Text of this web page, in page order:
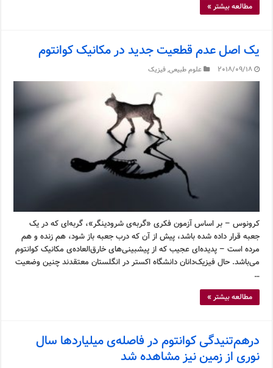
مطالعه بیشتر »
یک اصل عدم قطعیت جدید در مکانیک کوانتوم
2018/09/18 علوم طبیعی,فیزیک
کرونوس – بر اساس آزمون فکری «گربه‌ی شرودینگر»، گربه‌ای که در یک
جعبه قرار داده شده باشد، پیش از آن که درب جعبه باز شود، هم زنده و هم
مرده است – پدیده‌ای عجیب که از پیشبینی‌های خارق‌العاده‌ی مکانیک کوانتوم
می‌باشد. حال فیزیک‌دانان دانشگاه اکستر در انگلستان معتقدند چنین وضعیت
…
مطالعه بیشتر »
درهم‌تنیدگی کوانتوم در فاصله‌ی میلیاردها سال
نوری از زمین نیز مشاهده شد